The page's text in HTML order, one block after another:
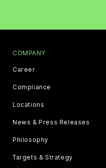
COMPANY
Career
Compliance
Locations
News & Press Releases
Philosophy
Targets & Strategy